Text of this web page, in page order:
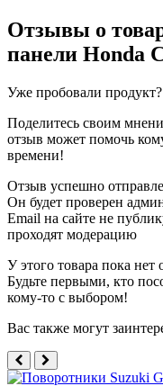
Отзывы о
панели Honda
Уже пробовали продукт?
Поделитесь своим
отзыв может помочь
времени!
Отзыв успешно
Он будет проверен
Email на сайте не
проходят модерацию
У этого товара пока нет
Будьте первыми, кто
кому-то с выбором!
Вас также могут